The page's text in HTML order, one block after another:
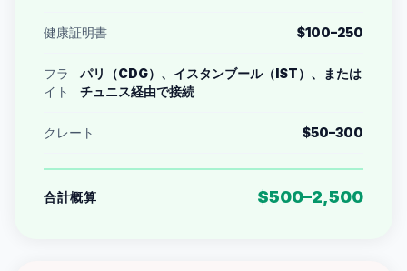
健康証明書 $100–250
フラ
イト
パリ（CDG）、イスタンブール（IST）、または
チュニス経由で接続
クレート $50–300
合計概算 $500–2,500